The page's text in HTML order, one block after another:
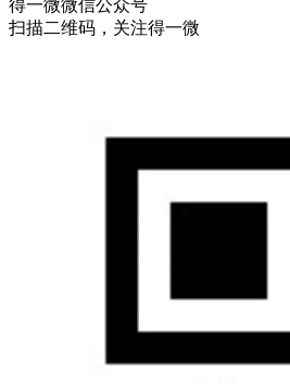
得一微微信公众号
扫描二维码，关注得一微